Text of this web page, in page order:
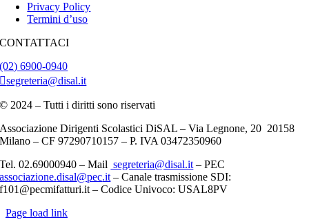
Privacy Policy
Termini d’uso
CONTATTACI
(02) 6900-0940
segreteria@disal.it
© 2024 – Tutti i diritti sono riservati
Associazione Dirigenti Scolastici DiSAL – Via Legnone, 20 20158
Milano –CF 97290710157 – P. IVA 03472350960
Tel. 02.69000940 – Mail segreteria@disal.it – PEC
associazione.disal@pec.it –Canale trasmissione SDI:
f101@pecmifatturi.it – Codice Univoco: USAL8PV
Page load link